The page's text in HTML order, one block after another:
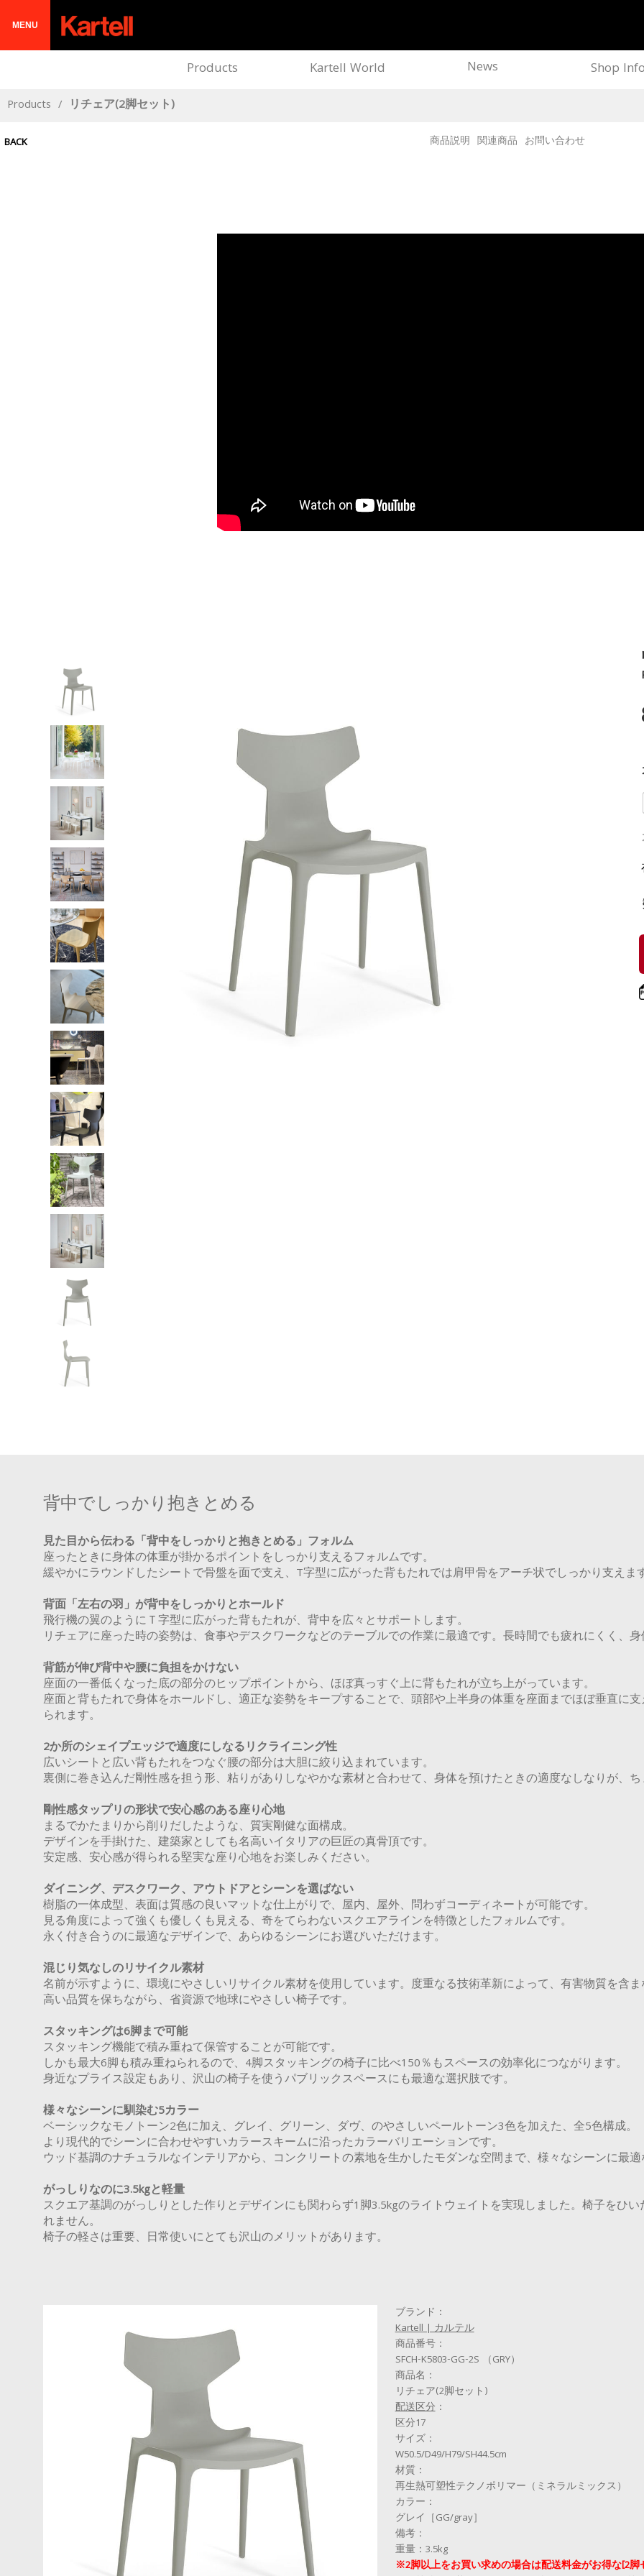
MENU
Products Kartell World News Shop
Products / リチェア(2脚セット)
BACK 商品説明 関連商品 お問い合わせ
背中でしっかり抱きとめる
見た目から伝わる「背中をしっかりと抱きとめる」フォルム
座ったときに身体の体重が掛かるポイントをしっかり支えるフォルムです。
緩やかにラウンドしたシートで骨盤を面で支え、T字型に広がった背もたれでは肩甲骨をアーチ状でしっかり支えま
背面「左右の羽」が背中をしっかりとホールド
飛行機の翼のようにＴ字型に広がった背もたれが、背中を広々とサポートします。
リチェアに座った時の姿勢は、食事やデスクワークなどのテーブルでの作業に最適です。長時間でも疲れにくく、
背筋が伸び背中や腰に負担をかけない
座面の一番低くなった底の部分のヒップポイントから、ほぼ真っすぐ上に背もたれが立ち上がっています。
座面と背もたれで身体をホールドし、適正な姿勢をキープすることで、頭部や上半身の体重を座面までほぼ垂直に
られます。
2か所のシェイプエッジで適度にしなるリクライニング性
広いシートと広い背もたれをつなぐ腰の部分は大胆に絞り込まれています。
裏側に巻き込んだ剛性感を担う形、粘りがありしなやかな素材と合わせて、身体を預けたときの適度なしなりが、
剛性感タップリの形状で安心感のある座り心地
まるでかたまりから削りだしたような、質実剛健な面構成。
デザインを手掛けた、建築家としても名高いイタリアの巨匠の真骨頂です。
安定感、安心感が得られる堅実な座り心地をお楽しみください。
ダイニング、デスクワーク、アウトドアとシーンを選ばない
樹脂の一体成型、表面は質感の良いマットな仕上がりで、屋内、屋外、問わずコーディネートが可能です。
見る角度によって強くも優しくも見える、奇をてらわないスクエアラインを特徴としたフォルムです。
永く付き合うのに最適なデザインで、あらゆるシーンにお選びいただけます。
混じり気なしのリサイクル素材
名前が示すように、環境にやさしいリサイクル素材を使用しています。度重なる技術革新によって、有害物質を含
高い品質を保ちながら、省資源で地球にやさしい椅子です。
スタッキングは6脚まで可能
スタッキング機能で積み重ねて保管することが可能です。
しかも最大6脚も積み重ねられるので、4脚スタッキングの椅子に比べ150％もスペースの効率化につながります。
身近なプライス設定もあり、沢山の椅子を使うパブリックスペースにも最適な選択肢です。
様々なシーンに馴染む5カラー
ベーシックなモノトーン2色に加え、グレイ、グリーン、ダヴ、のやさしいペールトーン3色を加えた、全5色構成。
より現代的でシーンに合わせやすいカラースキームに沿ったカラーバリエーションです。
ウッド基調のナチュラルなインテリアから、コンクリートの素地を生かしたモダンな空間まで、様々なシーンに最
がっしりなのに3.5kgと軽量
スクエア基調のがっしりとした作りとデザインにも関わらず1脚3.5kgのライトウェイトを実現しました。椅子をひ
れません。
椅子の軽さは重要、日常使いにとても沢山のメリットがあります。
ブランド：
Kartell | カルテル
商品番号：
SFCH-K5803-GG-2S （GRY）
商品名：
リチェア(2脚セット)
配送区分：
区分17
サイズ：
W50.5/D49/H79/SH44.5cm
材質：
再生熱可塑性テクノポリマー（ミネラルミックス）
カラー：
グレイ［GG/gray］
備考：
重量：3.5kg
※2脚以上をお買い求めの場合は配送料金がお得な[2